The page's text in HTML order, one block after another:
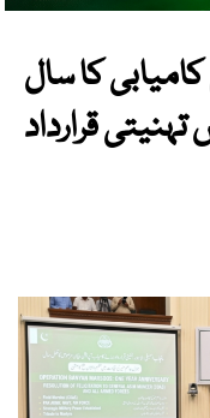
کا سال
قرارداد